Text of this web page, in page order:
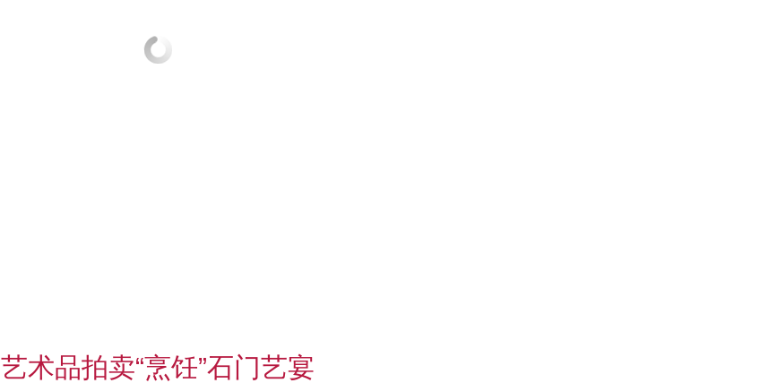
艺术品拍卖“烹饪”石门艺宴